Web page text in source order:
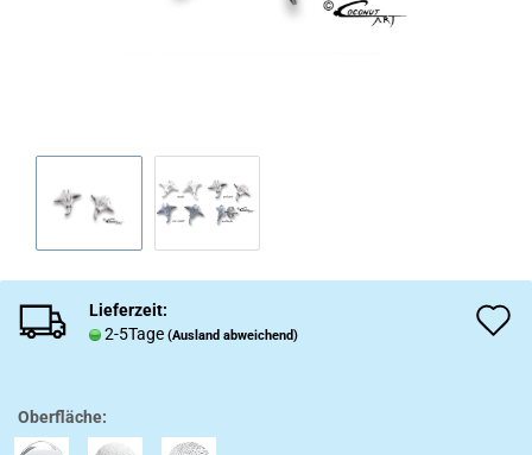
Lieferzeit:
2-5Tage (Ausland abweichend)
Oberfläche: